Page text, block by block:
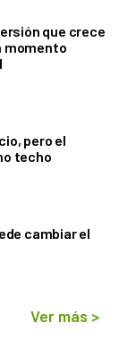
que crece
momento
pero el
techo
cambiar el
Ver más >